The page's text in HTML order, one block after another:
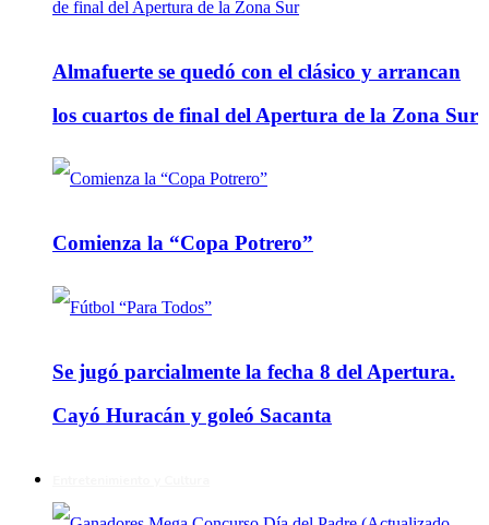
Almafuerte se quedó con el clásico y arrancan
los cuartos de final del Apertura de la Zona Sur
Comienza la “Copa Potrero”
Se jugó parcialmente la fecha 8 del Apertura.
Cayó Huracán y goleó Sacanta